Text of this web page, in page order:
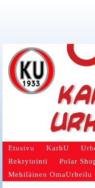
Etusivu KarhU
Rekrytointi
Polar
Mehiläinen OmaUrheilu